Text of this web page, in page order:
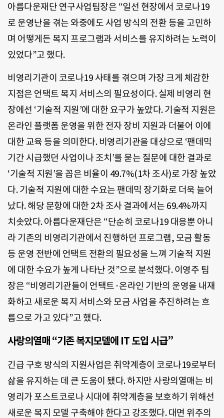
아름다운재단 연구사업팀장은 “일선 현장에서 코로나19
로 운영난을 겪는 와중에도 사업 방식의 전환 등을 고민하
며 어떻게든 복지 프로그램과 서비스를 유지하려는 노력이
있었다”고 했다.
비영리기관이 코로나19 사태를 겪으며 가장 크게 체감한
지점은 언택트 복지 서비스의 필요성이다. 실제 비영리 현
장에선 ‘기술적 지원’에 대한 요구가 높았다. 기술적 지원은
온라인 플랫폼 운영을 위한 전자 장비 지원과 더불어 이에
대한 교육 등을 의미한다. 비영리기관을 대상으로 ‘팬데믹
기간 시급했던 사업이나 조치’를 묻는 질문에 대한 결과로
‘기술적 지원’을 꼽은 비율이 49.7%(1차 조사)로 가장 높았
다. 기술적 지원에 대한 수요는 팬데믹 장기화로 더욱 늘어
났다. 해당 문항에 대한 2차 조사 결과에서는 69.4%까지
치솟았다. 아름다운재단은 “단순히 코로나19 대응뿐 아니
라 기존의 비영리기관에서 진행하던 프로그램, 모금 활동
등 운영 전반에 언택트 전환의 필요성을 느껴 기술적 지원
에 대한 수요가 높게 나타난 것”으로 분석했다. 이영주 팀
장은 “비영리기관들이 언택트·온라인 기반의 운영을 내재
화하고 새로운 복지 서비스와 모금 사업을 추진하려는 흐
름으로 가고 있다”고 했다.
사랑의열매 “기존 복지모델에 IT 도입 시급”
긴급 구호 방식의 지원사업은 취약계층이 코로나19로부터
삶을 유지하는 데 큰 도움이 됐다. 하지만 사랑의열매는 비
영리가 포스트코로나 시대에 취약계층을 보호하기 위해선
새로운 복지 모델 구축해야 한다고 강조했다. 대면 위주의